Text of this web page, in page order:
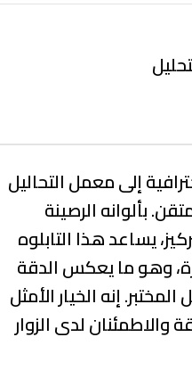
إلى معمل التحاليل
بألوانه الرصينة
يساعد هذا التابلوه
وهو ما يعكس الدقة
إنه الخيار الأمثل
والاطمئنان لدى الزوار